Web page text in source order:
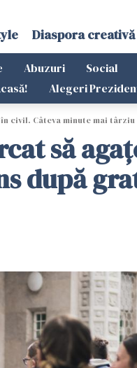
Diaspora creativă
Abuzuri Social
Alegeri
civil. Câteva minute mai
să
după